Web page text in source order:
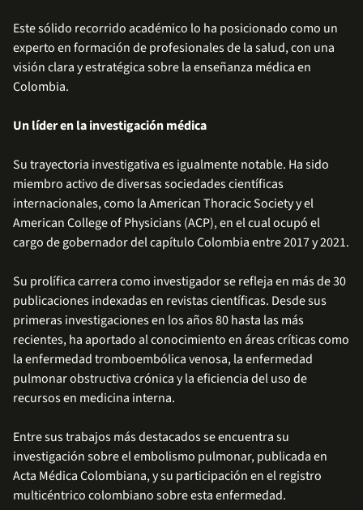
Este sólido recorrido académico lo ha posicionado como un
experto en formación de profesionales de la salud, con una
visión clara y estratégica sobre la enseñanza médica en
Colombia.
Un líder en la investigación médica
Su trayectoria investigativa es igualmente notable. Ha sido
miembro activo de diversas sociedades científicas
internacionales, como la American Thoracic Society y el
American College of Physicians (ACP), en el cual ocupó el
cargo de gobernador del capítulo Colombia entre 2017 y 2021.
Su prolífica carrera como investigador se refleja en más de 30
publicaciones indexadas en revistas científicas. Desde sus
primeras investigaciones en los años 80 hasta las más
recientes, ha aportado al conocimiento en áreas críticas como
la enfermedad tromboembólica venosa, la enfermedad
pulmonar obstructiva crónica y la eficiencia del uso de
recursos en medicina interna.
Entre sus trabajos más destacados se encuentra su
investigación sobre el embolismo pulmonar, publicada en
Acta Médica Colombiana, y su participación en el registro
multicéntrico colombiano sobre esta enfermedad.